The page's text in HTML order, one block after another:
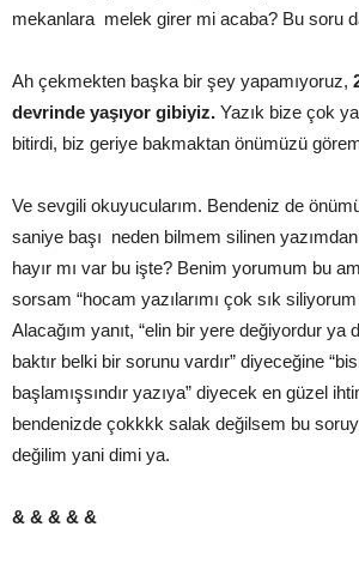
mekanlara melek girer mi acaba? Bu soru
Ah çekmekten başka bir şey yapamıyoruz,
devrinde yaşıyor gibiyiz. Yazık bize çok
bitirdi, biz geriye bakmaktan önümüzü
Ve sevgili okuyucularım. Bendeniz de
saniye başı neden bilmem silinen
hayır mı var bu işte? Benim yorumum bu
sorsam “hocam yazılarımı çok sık
Alacağım yanıt, “elin bir yere değiyordur ya
baktır belki bir sorunu vardır” diyeceğine
başlamışsındır yazıya” diyecek en güzel
bendenizde çokkkk salak değilsem bu
değilim yani dimi ya.
& & & & &